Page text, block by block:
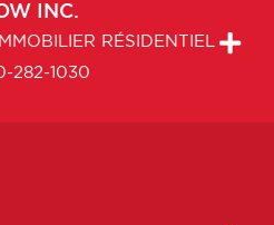
INC.
RÉSIDENTIEL
282-1030